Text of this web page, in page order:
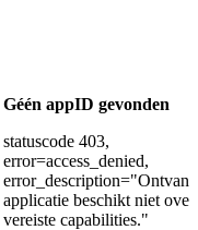
Géén appID gevonden
statuscode 403,
error=access_denied,
applicatie beschikt niet over
vereiste capabilities."